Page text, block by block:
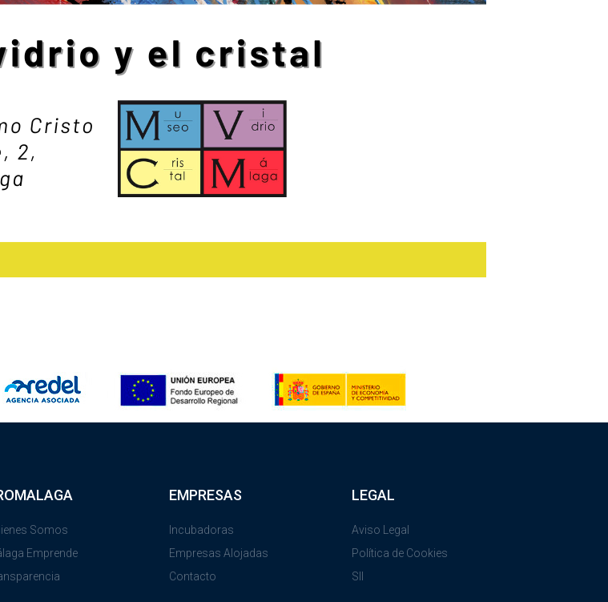
Somos
Emprende
EMPRESAS
Incubadoras
Empresas Alojadas
Contacto
LEGAL
Aviso Legal
Política de Cookies
SII